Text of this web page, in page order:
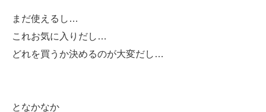
まだ使えるし…
これお気に入りだし…
どれを買うか決めるのが大変だし…
となかなか